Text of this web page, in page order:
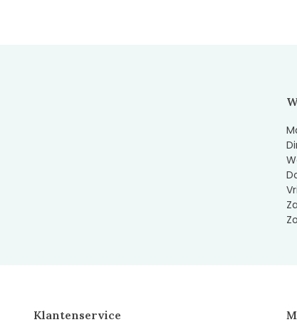
Klantenservice